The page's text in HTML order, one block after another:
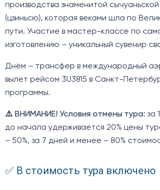
производства знаменитой
(цзиньсю), которая веками шла по
пути. Участие в мастер-классе по
изготовлению – уникальный сувенир
Днём – трансфер в международный
вылет рейсом 3U3815 в Санкт-
программы.
⚠️ ВНИМАНИЕ! Условия отмены тура: за
до начала удерживается 20% цены
– 50%, за 7 дней и менее – 80%
✅ В стоимость тура включено